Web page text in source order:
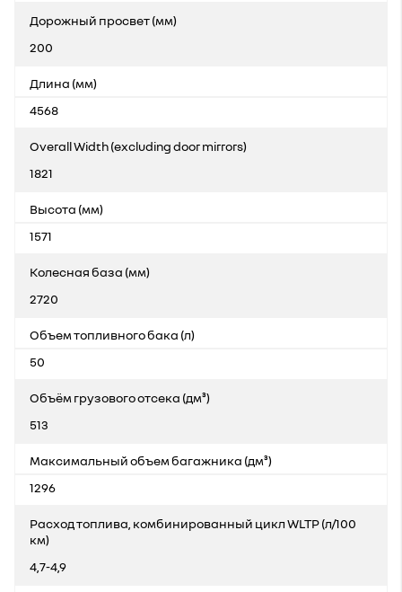
Дорожный просвет (мм)
200
Длина (мм)
4568
Overall Width (excluding door mirrors)
1821
Высота (мм)
1571
Колесная база (мм)
2720
Объем топливного бака (л)
50
Объём грузового отсека (дм³)
513
Максимальный объем багажника (дм³)
1296
Расход топлива, комбинированный цикл WLTP (л/100
км)
4,7-4,9